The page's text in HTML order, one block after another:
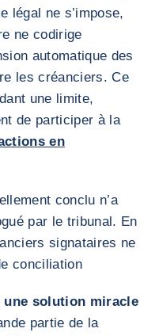
légal ne s’impose,
ne codirige
automatique des
les créanciers. Ce
une limite,
de participer à la
en
conclu n’a
par le tribunal. En
signataires ne
conciliation
une solution miracle
partie de la